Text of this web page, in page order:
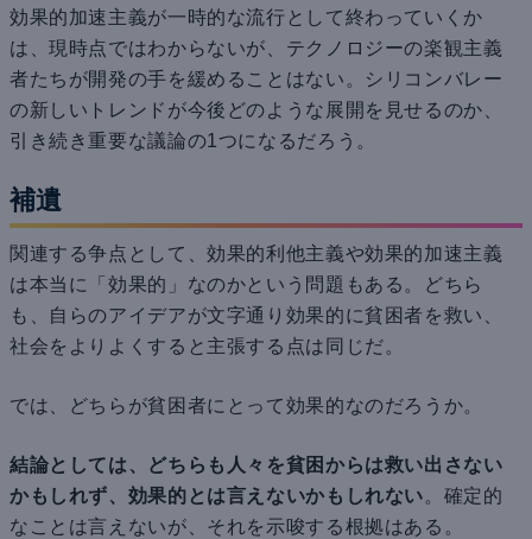
効果的加速主義が一時的な流行として終わっていくか
は、現時点ではわからないが、テクノロジーの楽観主義
者たちが開発の手を緩めることはない。シリコンバレー
の新しいトレンドが今後どのような展開を見せるのか、
引き続き重要な議論の1つになるだろう。
補遺
関連する争点として、効果的利他主義や効果的加速主義
は本当に「効果的」なのかという問題もある。どちら
も、自らのアイデアが文字通り効果的に貧困者を救い、
社会をよりよくすると主張する点は同じだ。
では、どちらが貧困者にとって効果的なのだろうか。
結論としては、どちらも人々を貧困からは救い出さない
かもしれず、効果的とは言えないかもしれない。確定的
なことは言えないが、それを示唆する根拠はある。